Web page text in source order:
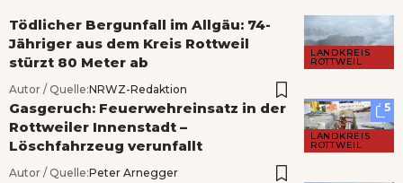
LANDKREIS
ROTTWEIL
Tödlicher Bergunfall im Allgäu: 74-
Jähriger aus dem Kreis Rottweil
stürzt 80 Meter ab
Autor / Quelle:NRWZ-Redaktion
5
LANDKREIS
ROTTWEIL
Gasgeruch: Feuerwehreinsatz in der
Rottweiler Innenstadt –
Löschfahrzeug verunfallt
Autor / Quelle:Peter Arnegger